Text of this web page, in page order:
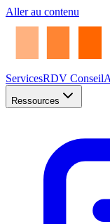
Aller au contenu
ServicesRDV Conseil
Ressources